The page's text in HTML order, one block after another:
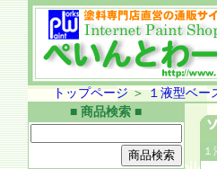
トップページ ＞ １液型ベー
■ 商品検索 ■